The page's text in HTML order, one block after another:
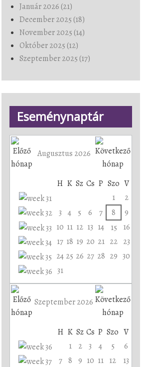
Január 2026 (21)
December 2025 (18)
November 2025 (14)
Október 2025 (12)
Szeptember 2025 (17)
Eseménynaptár
Augusztus 2026
H K Sz Cs P Szo V
1
2
3 4 5 6 7 8
9
10 11 12 13 14 15
16
17 18 19 20 21 22 23
24 25 26 27 28 29 30
31
Szeptember 2026
H K Sz Cs P Szo V
1
2 3 4 5
6
7 8 9 10 11 12
13